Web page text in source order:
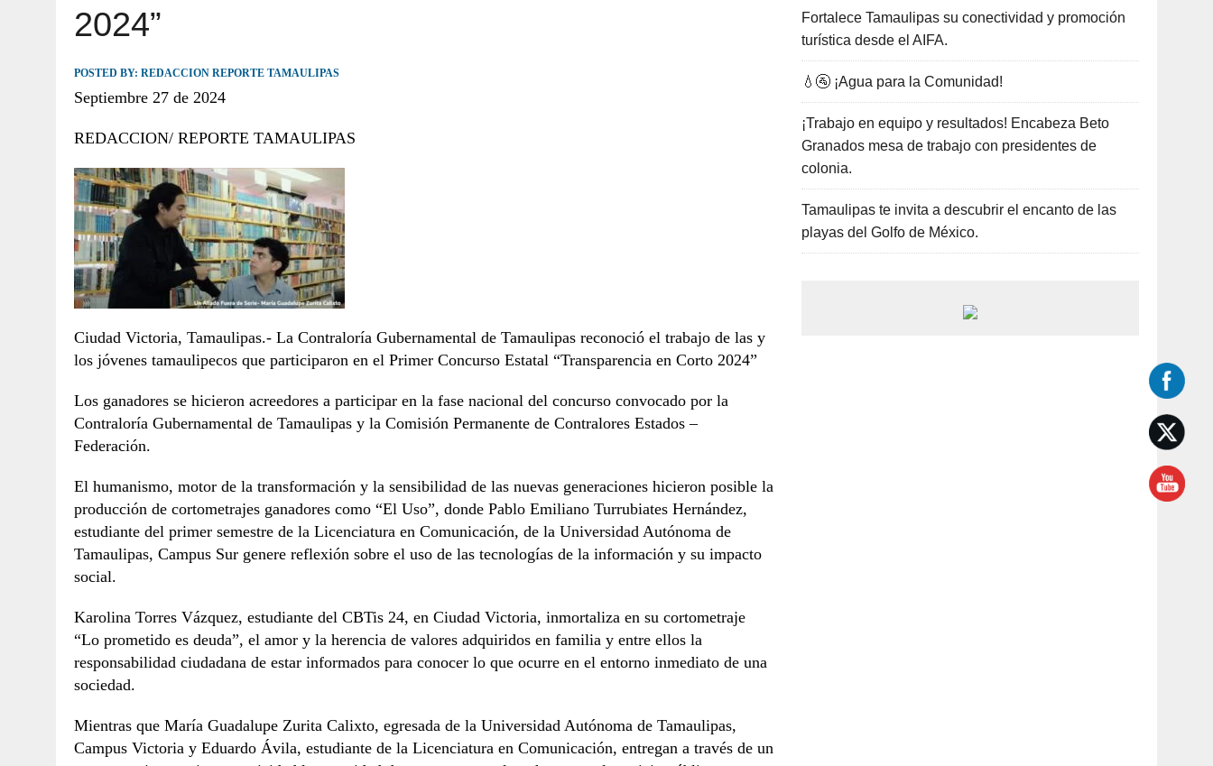
2024”
POSTED BY: REDACCION REPORTE TAMAULIPAS
Septiembre 27 de 2024
REDACCION/ REPORTE TAMAULIPAS
Ciudad Victoria, Tamaulipas.- La Contraloría Gubernamental de Tamaulipas reconoció el trabajo de las y
los jóvenes tamaulipecos que participaron en el Primer Concurso Estatal “Transparencia en Corto 2024”
Los ganadores se hicieron acreedores a participar en la fase nacional del concurso convocado por la
Contraloría Gubernamental de Tamaulipas y la Comisión Permanente de Contralores Estados –
Federación.
El humanismo, motor de la transformación y la sensibilidad de las nuevas generaciones hicieron posible la
producción de cortometrajes ganadores como “El Uso”, donde Pablo Emiliano Turrubiates Hernández,
estudiante del primer semestre de la Licenciatura en Comunicación, de la Universidad Autónoma de
Tamaulipas, Campus Sur genere reflexión sobre el uso de las tecnologías de la información y su impacto
social.
Karolina Torres Vázquez, estudiante del CBTis 24, en Ciudad Victoria, inmortaliza en su cortometraje
“Lo prometido es deuda”, el amor y la herencia de valores adquiridos en familia y entre ellos la
responsabilidad ciudadana de estar informados para conocer lo que ocurre en el entorno inmediato de una
sociedad.
Mientras que María Guadalupe Zurita Calixto, egresada de la Universidad Autónoma de Tamaulipas,
Campus Victoria y Eduardo Ávila, estudiante de la Licenciatura en Comunicación, entregan a través de un
Fortalece Tamaulipas su conectividad y promoción
turística desde el AIFA.
💧🚰 ¡Agua para la Comunidad!
¡Trabajo en equipo y resultados! Encabeza Beto
Granados mesa de trabajo con presidentes de
colonia.
Tamaulipas te invita a descubrir el encanto de las
playas del Golfo de México.